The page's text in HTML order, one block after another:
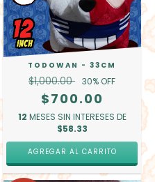
TODOWAN - 33CM
$1,000.00 30% OFF
$700.00
12 MESES SIN INTERESES DE
$58.33
AGREGAR AL CARRITO